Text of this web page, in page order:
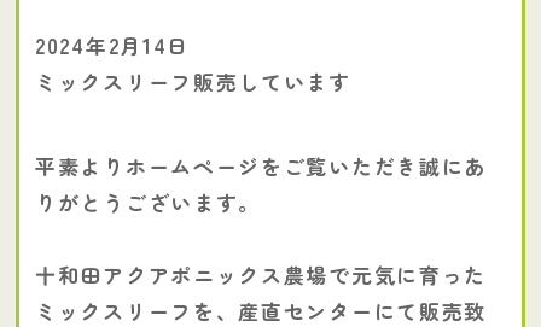
2024年2月14日
ミックスリーフ販売しています
平素よりホームページをご覧いただき誠にあ
りがとうございます。
十和田アクアポニックス農場で元気に育った
ミックスリーフを、産直センターにて販売致